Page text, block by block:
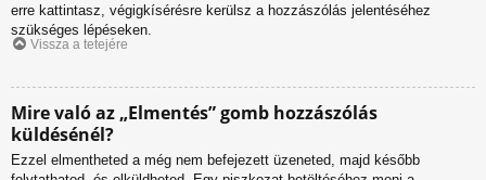
erre kattintasz, végigkísérésre kerülsz a hozzászólás jelentéséhez
szükséges lépéseken.
Vissza a tetejére
Mire való az „Elmentés” gomb hozzászólás
küldésénél?
Ezzel elmentheted a még nem befejezett üzeneted, majd később